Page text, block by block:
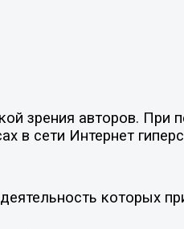
зрения авторов. При
в сети Интернет
которых